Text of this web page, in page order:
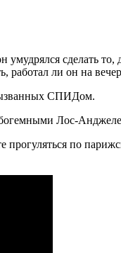
сделать то,
ли он на
СПИДом.
богемными Лос-
прогуляться по